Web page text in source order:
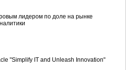
лидером по доле на рынке
"Simplify IT and Unleash Innovation"